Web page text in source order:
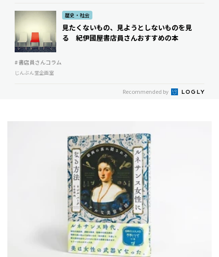
歴史・社会
見たくないもの、見ようとしないものを見
る 紀伊國屋書店員さんおすすめの本
# 書店員さんコラム
じんぶん堂企画室
Recommended by